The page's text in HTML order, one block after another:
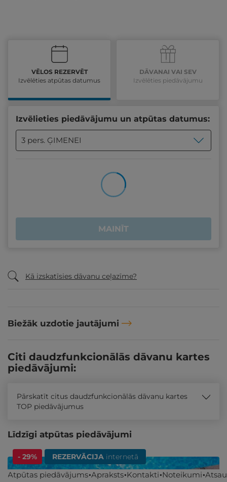
VĒLOS REZERVĒT
Izvēlēties atpūtas datumus
DĀVANAI VAI SEV
Izvēlēties piedāvājumu
Izvēlieties piedāvājumu un atpūtas datumus:
3 pers. ĢIMENEI
MAINĪT
Kā izskatīsies dāvanu ceļazīme?
Biežāk uzdotie jautājumi
Atpūtas piedāvājums Apraksts Kontakti Noteikumi
Citi daudzfunkcionālās dāvanu kartes
piedāvājumi:
Pārskatīt citus daudzfunkcionālās dāvanu kartes
TOP piedāvājumus
Līdzīgi atpūtas piedāvājumi
- 29% REZERVĀCIJA internetā